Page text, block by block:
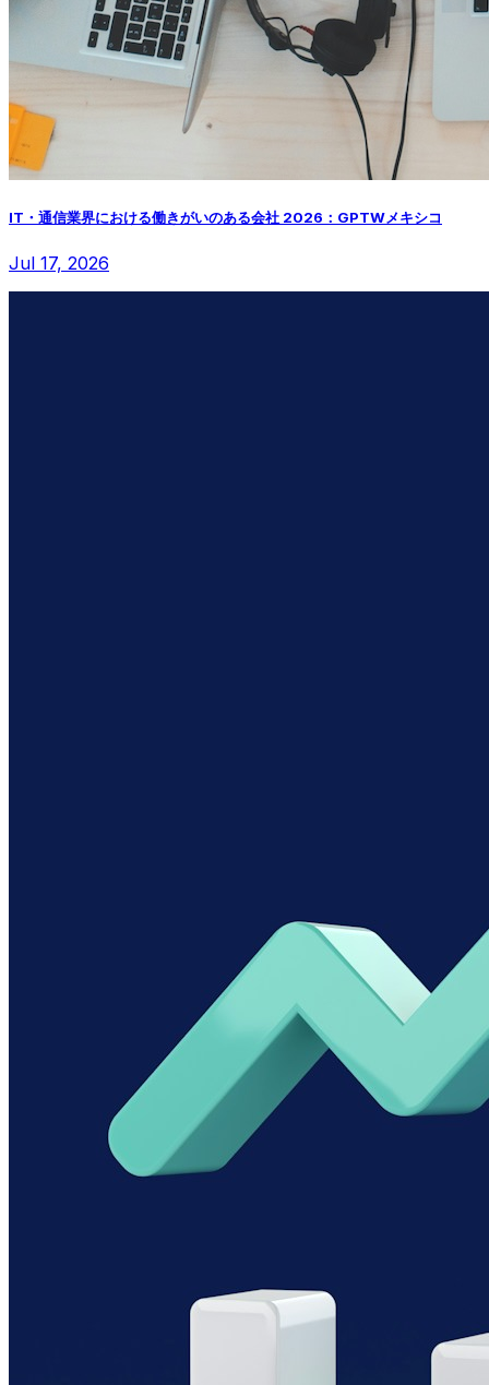
IT・通信業界における働きがいのある会社 2026：GPTWメキシコ
Jul 17, 2026